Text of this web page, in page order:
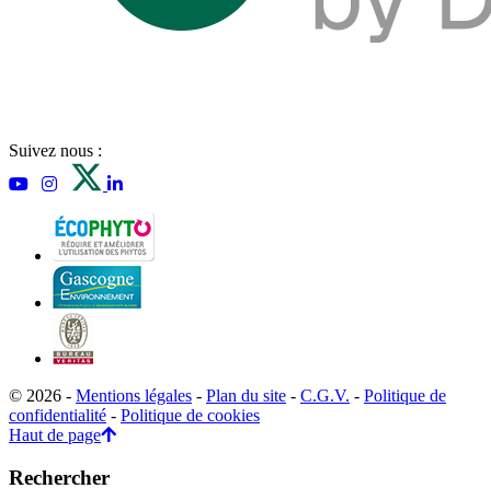
Suivez nous :
© 2026 - Mentions légales - Plan du site - C.G.V. - Politique de
confidentialité - Politique de cookies
Haut de page
Rechercher